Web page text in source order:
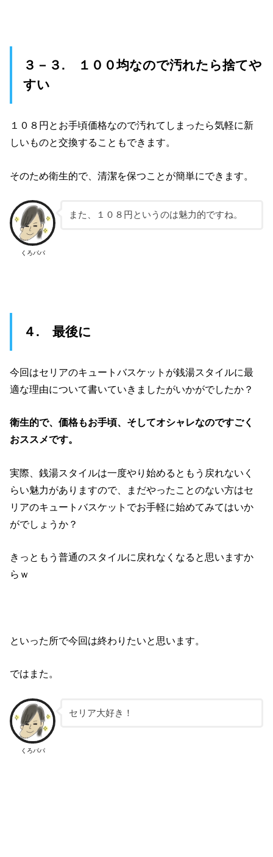
３－３. １００均なので汚れたら捨てや
すい
１０８円とお手頃価格なので汚れてしまったら気軽に新
しいものと交換することもできます。
そのため衛生的で、清潔を保つことが簡単にできます。
くろパパ
また、１０８円というのは魅力的ですね。
４. 最後に
今回はセリアのキュートバスケットが銭湯スタイルに最
適な理由について書いていきましたがいかがでしたか？
衛生的で、価格もお手頃、そしてオシャレなのですごく
おススメです。
実際、銭湯スタイルは一度やり始めるともう戻れないく
らい魅力がありますので、まだやったことのない方はセ
リアのキュートバスケットでお手軽に始めてみてはいか
がでしょうか？
きっともう普通のスタイルに戻れなくなると思いますか
らｗ
といった所で今回は終わりたいと思います。
ではまた。
くろパパ
セリア大好き！